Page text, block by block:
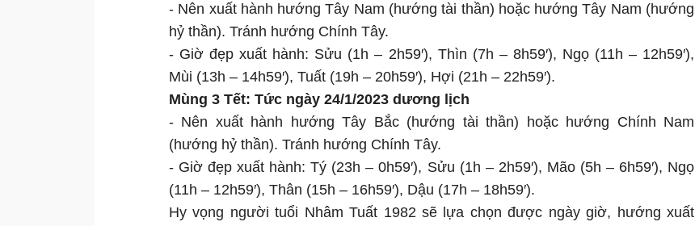
- Nên xuất hành hướng Tây Nam (hướng tài thần) hoặc hướng Tây Nam (hướng
hỷ thần). Tránh hướng Chính Tây.
- Giờ đẹp xuất hành: Sửu (1h – 2h59′), Thìn (7h – 8h59′), Ngọ (11h – 12h59′),
Mùi (13h – 14h59′), Tuất (19h – 20h59′), Hợi (21h – 22h59′).
Mùng 3 Tết: Tức ngày 24/1/2023 dương lịch
- Nên xuất hành hướng Tây Bắc (hướng tài thần) hoặc hướng Chính Nam
(hướng hỷ thần). Tránh hướng Chính Tây.
- Giờ đẹp xuất hành: Tý (23h – 0h59′), Sửu (1h – 2h59′), Mão (5h – 6h59′), Ngọ
(11h – 12h59′), Thân (15h – 16h59′), Dậu (17h – 18h59′).
Hy vọng người tuổi Nhâm Tuất 1982 sẽ lựa chọn được ngày giờ, hướng xuất